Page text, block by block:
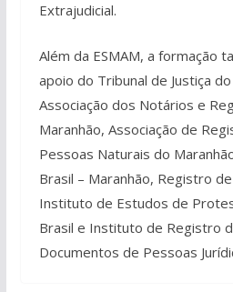
Extrajudicial.
Além da ESMAM, a formação
apoio do Tribunal de Justiça
Associação dos Notários e
Maranhão, Associação de
Pessoas Naturais do
Brasil – Maranhão, Registro
Instituto de Estudos de
Brasil e Instituto de Registro
Documentos de Pessoas